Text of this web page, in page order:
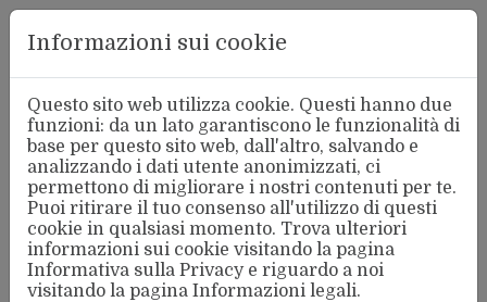
Aderente
Tutte le notizie del SETTORE SOCIALE
Informazioni sui cookie
Questo sito web utilizza cookie. Questi hanno due
funzioni: da un lato garantiscono le funzionalità di
base per questo sito web, dall'altro, salvando e
analizzando i dati utente anonimizzati, ci
permettono di migliorare i nostri contenuti per te.
Puoi ritirare il tuo consenso all'utilizzo di questi
cookie in qualsiasi momento. Trova ulteriori
informazioni sui cookie visitando la pagina
Informativa sulla Privacye riguardo a noi
visitando la pagina Informazioni legali.